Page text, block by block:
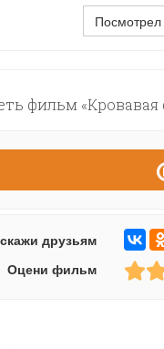
Посмотрел
фильм «Кровавая
друзьям
Оцени фильм